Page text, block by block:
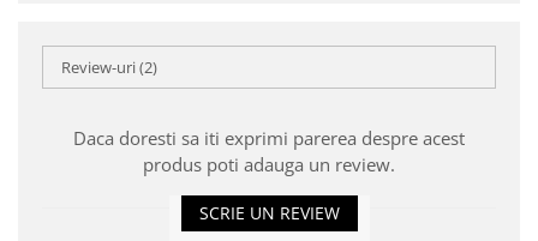
Review-uri(2)
Daca doresti sa iti exprimi parerea despre acest
produs poti adauga un review.
SCRIE UN REVIEW